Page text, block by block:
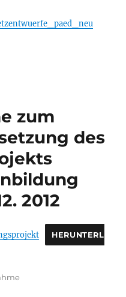
zum
des
2012
HERUNTERL